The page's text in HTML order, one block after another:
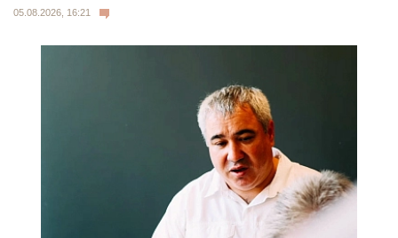
05.08.2026, 16:21